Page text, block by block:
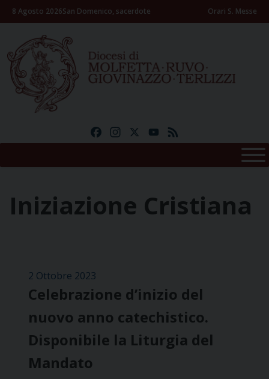
Skip8 Agosto 2026San Domenico, sacerdote Orari S. Messe
FacebookInstagramYouTube
Iniziazione Cristiana
2 Ottobre 2023
Celebrazione d’inizio del
nuovo anno catechistico.
Disponibile la Liturgia del
Mandato